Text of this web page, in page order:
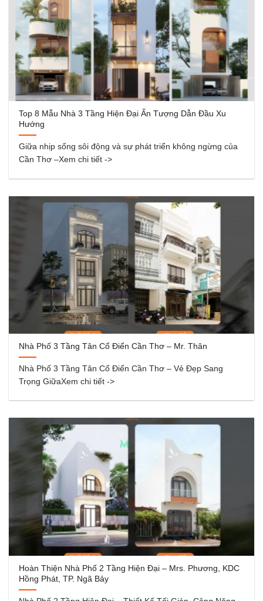
Top 8 Mẫu Nhà 3 Tầng Hiện Đại Ấn Tượng Dẫn Đầu Xu
Hướng
Giữa nhịp sống sôi động và sự phát triển không ngừng của
Cần Thơ –Xem chi tiết ->
Nhà Phố 3 Tầng Tân Cổ Điển Cần Thơ – Mr. Thân
Nhà Phố 3 Tầng Tân Cổ Điển Cần Thơ – Vẻ Đẹp Sang
Trọng GiữaXem chi tiết ->
Hoàn Thiện Nhà Phố 2 Tầng Hiện Đại – Mrs. Phương, KDC
Hồng Phát, TP. Ngã Bảy